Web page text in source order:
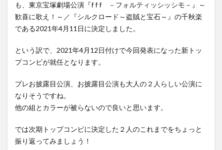
も、東京宝塚劇場公演『f f f －フォルティッシッシモ－』～
歓喜に歌え！～／『シルクロード～盗賊と宝石～』の千秋楽
である2021年4月11日に決定しました。
という訳で、2021年4月12日付けで今回発表になった新トッ
プコンビが就任となります。
プレお披露目公演、お披露目公演も大人の２人らしい公演に
なりそうですね。
他の組とカラーが被らないので良いと思います。
では次期トップコンビに決定した２人のこれまでをちょっと
振り返ってみましょう！